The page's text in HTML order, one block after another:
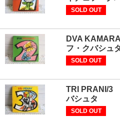
SOLD OUT
DVA
フ・クバシュ
SOLD OUT
TRI PRANI/3
バシュタ
SOLD OUT